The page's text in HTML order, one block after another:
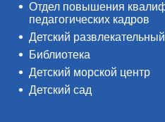
Отдел повышения
педагогических кадров
Детский
Библиотека
Детский морской центр
Детский сад